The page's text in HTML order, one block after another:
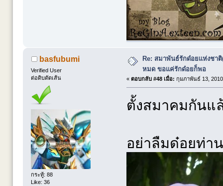
basfubumi
Verified User
ต่อดิบตัดเส้น
กระทู้: 88
Like: 36
Re: สมาพันธ์รักด๋อยแห่งชา
หมด ขอแค่รักด๋อยก็พอ
« ตอบกลับ #48 เมื่อ: กุมภาพันธ์ 13,
ตั้งสมาคมกัน
อย่าลืมด๋อยท่า